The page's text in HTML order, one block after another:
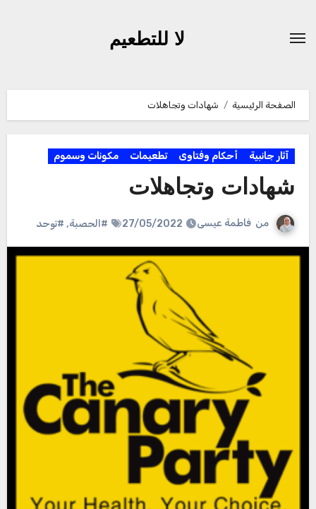
لا للتطعيم
الصفحة الرئيسية شهادات وتجاهلات
آثار جانبية أحكام وفتاوى تطعيمات مكونات وسموم
شهادات وتجاهلات
من فاطمة عيسى 27/05/2022 #الحصبة, #توحد